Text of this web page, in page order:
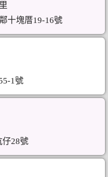
十塊厝19-16號
1號
仔28號